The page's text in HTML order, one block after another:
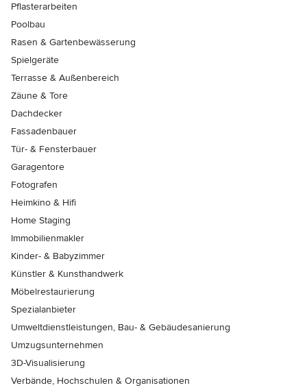
Pflasterarbeiten
Poolbau
Rasen & Gartenbewässerung
Spielgeräte
Terrasse & Außenbereich
Zäune & Tore
Dachdecker
Fassadenbauer
Tür- & Fensterbauer
Garagentore
Fotografen
Heimkino & Hifi
Home Staging
Immobilienmakler
Kinder- & Babyzimmer
Künstler & Kunsthandwerk
Möbelrestaurierung
Spezialanbieter
Umweltdienstleistungen, Bau- & Gebäudesanierung
Umzugsunternehmen
3D-Visualisierung
Verbände, Hochschulen & Organisationen